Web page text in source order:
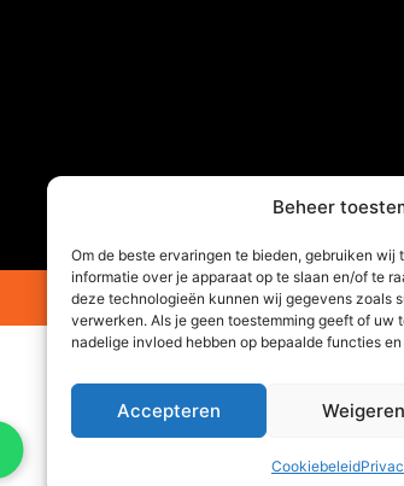
Beheer
Om de beste ervaringen te bieden, gebruiken
informatie over je apparaat op te slaan en/of te
deze technologieën kunnen wij gegevens zoals
verwerken. Als je geen toestemming geeft of uw
nadelige invloed hebben op bepaalde functies
Accepteren Weigeren
Cookiebeleid